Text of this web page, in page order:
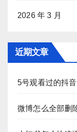
2026 年 3 月
近期文章
5号观看过的抖
微博怎么全部删